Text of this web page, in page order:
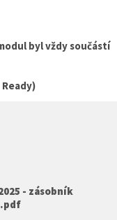
byl vždy součástí
- zásobník